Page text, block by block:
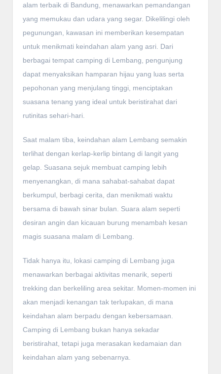
alam terbaik di Bandung, menawarkan pemandangan
yang memukau dan udara yang segar. Dikelilingi oleh
pegunungan, kawasan ini memberikan kesempatan
untuk menikmati keindahan alam yang asri. Dari
berbagai tempat camping di Lembang, pengunjung
dapat menyaksikan hamparan hijau yang luas serta
pepohonan yang menjulang tinggi, menciptakan
suasana tenang yang ideal untuk beristirahat dari
rutinitas sehari-hari.
Saat malam tiba, keindahan alam Lembang semakin
terlihat dengan kerlap-kerlip bintang di langit yang
gelap. Suasana sejuk membuat camping lebih
menyenangkan, di mana sahabat-sahabat dapat
berkumpul, berbagi cerita, dan menikmati waktu
bersama di bawah sinar bulan. Suara alam seperti
desiran angin dan kicauan burung menambah kesan
magis suasana malam di Lembang.
Tidak hanya itu, lokasi camping di Lembang juga
menawarkan berbagai aktivitas menarik, seperti
trekking dan berkeliling area sekitar. Momen-momen ini
akan menjadi kenangan tak terlupakan, di mana
keindahan alam berpadu dengan kebersamaan.
Camping di Lembang bukan hanya sekadar
beristirahat, tetapi juga merasakan kedamaian dan
keindahan alam yang sebenarnya.